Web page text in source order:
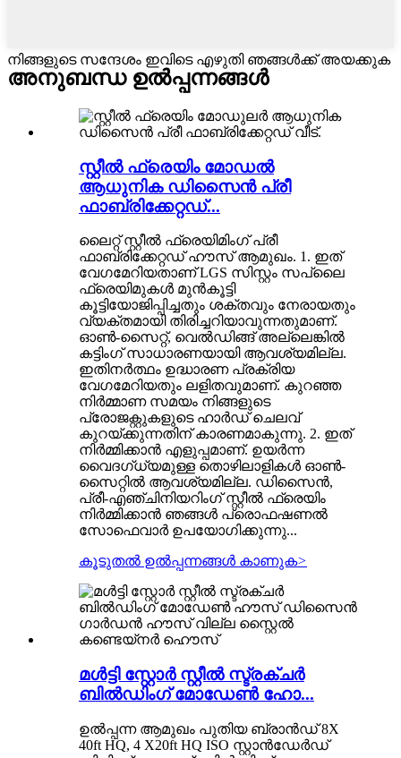
നിങ്ങളുടെ സന്ദേശം ഇവിടെ എഴുതി ഞങ്ങൾക്ക് അയക്കുക
അനുബന്ധ ഉൽപ്പന്നങ്ങൾ
സ്റ്റീൽ ഫ്രെയിം മോഡൽ
ആധുനിക ഡിസൈൻ പ്രീ
ഫാബ്രിക്കേറ്റഡ്...
ലൈറ്റ് സ്റ്റീൽ ഫ്രെയിമിംഗ് പ്രീ
ഫാബ്രിക്കേറ്റഡ് ഹൗസ് ആമുഖം. 1. ഇത്
വേഗമേറിയതാണ് LGS സിസ്റ്റം സപ്ലൈ
ഫ്രെയിമുകൾ മുൻകൂട്ടി
കൂട്ടിയോജിപ്പിച്ചതും ശക്തവും നേരായതും
വ്യക്തമായി തിരിച്ചറിയാവുന്നതുമാണ്.
ഓൺ-സൈറ്റ്, വെൽഡിങ്ങ് അല്ലെങ്കിൽ
കട്ടിംഗ് സാധാരണയായി ആവശ്യമില്ല.
ഇതിനർത്ഥം ഉദ്ധാരണ പ്രക്രിയ
വേഗമേറിയതും ലളിതവുമാണ്. കുറഞ്ഞ
നിർമ്മാണ സമയം നിങ്ങളുടെ
പ്രോജക്റ്റുകളുടെ ഹാർഡ് ചെലവ്
കുറയ്ക്കുന്നതിന് കാരണമാകുന്നു. 2. ഇത്
നിർമ്മിക്കാൻ എളുപ്പമാണ്. ഉയർന്ന
വൈദഗ്ധ്യമുള്ള തൊഴിലാളികൾ ഓൺ-
സൈറ്റിൽ ആവശ്യമില്ല. ഡിസൈൻ,
പ്രീ-എഞ്ചിനിയറിംഗ് സ്റ്റീൽ ഫ്രെയിം
നിർമ്മിക്കാൻ ഞങ്ങൾ പ്രൊഫഷണൽ
സോഫെവാർ ഉപയോഗിക്കുന്നു...
കൂടുതൽ ഉൽപ്പന്നങ്ങൾ കാണുക>
മൾട്ടി സ്റ്റോർ സ്റ്റീൽ സ്ട്രക്ചർ
ബിൽഡിംഗ് മോഡേൺ ഹോ...
ഉൽപ്പന്ന ആമുഖം പുതിയ ബ്രാൻഡ് 8X
40ft HQ, 4 X20ft HQ ISO സ്റ്റാൻഡേർഡ്